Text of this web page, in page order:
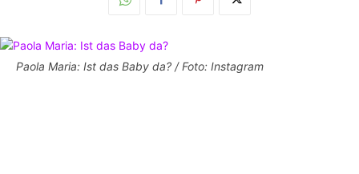
Paola Maria: Ist das Baby da? / Foto: Instagram